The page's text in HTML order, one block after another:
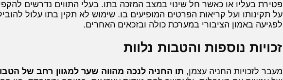
פטירת בעליו או כאשר חל שינוי במצב המזכה בתו. בעלי התווים נדרשים
על תקינותו ועל קריאות הפרטים המופיעים בו. שימוש לא תקין בתו עלול
לפגיעה באמון הציבורי במערכת כולה ובזכאים האחרים.
זכויות נוספות והטבות נלוות
מעבר לזכויות החניה עצמן, תו החניה לנכה מהווה שער למגוון רחב של